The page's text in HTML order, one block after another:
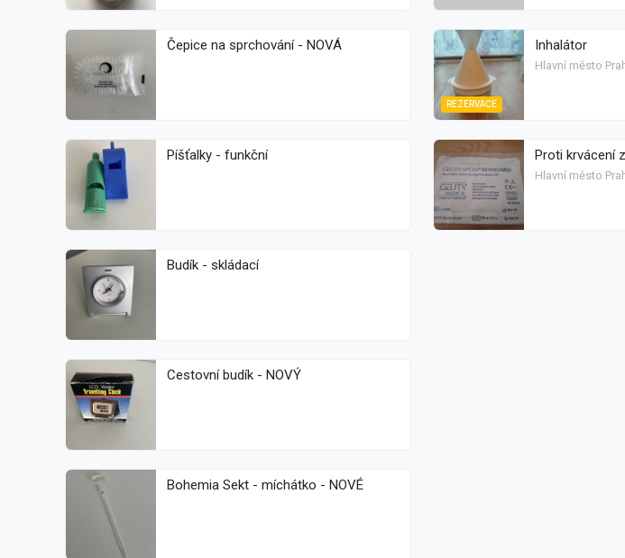
Čepice na sprchování - NOVÁ
Píšťalky - funkční
Budík - skládací
Cestovní budík - NOVÝ
Bohemia Sekt - míchátko - NOVÉ
REZERVACE
Inhalátor
Hlavní město
Proti krvácení
Hlavní město